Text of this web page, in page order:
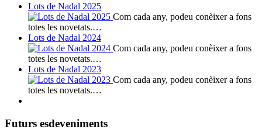
Lots de Nadal 2025
Com cada any, podeu conèixer a fons
totes les novetats.…
Lots de Nadal 2024
Com cada any, podeu conèixer a fons
totes les novetats.…
Lots de Nadal 2023
Com cada any, podeu conèixer a fons
totes les novetats.…
Futurs esdeveniments